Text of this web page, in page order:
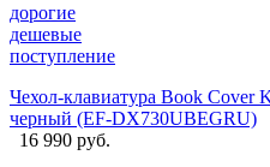
дорогие
дешевые
поступление
Чехол-клавиатура Book Cover
черный (EF-DX730UBEGRU)
16 990 руб.